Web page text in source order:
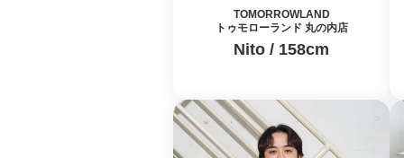
TOMORROWLAND
トゥモローランド 丸の内店
Nito / 158cm